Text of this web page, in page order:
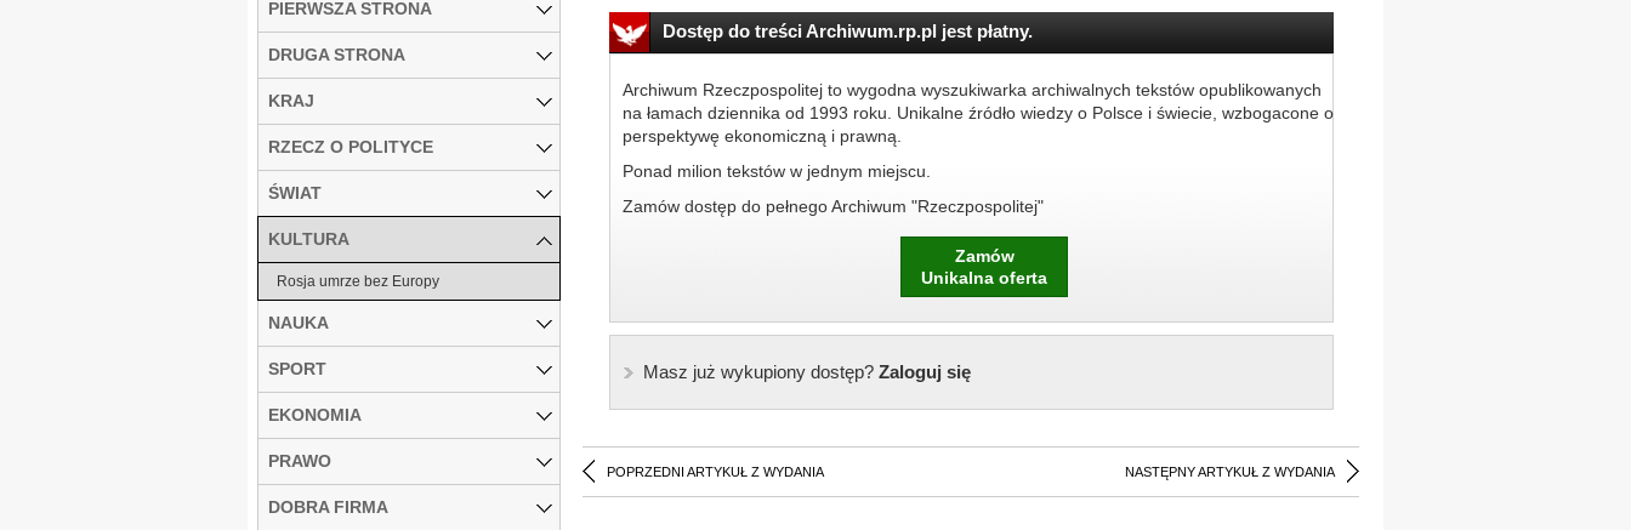
Dostęp do treści Archiwum.rp.pl jest płatny.
Archiwum Rzeczpospolitej to wygodna wyszukiwarka archiwalnych tekstów opublikowanych
na łamach dziennika od 1993 roku. Unikalne źródło wiedzy o Polsce i świecie, wzbogacone o
perspektywę ekonomiczną i prawną.
Ponad milion tekstów w jednym miejscu.
Zamów dostęp do pełnego Archiwum "Rzeczpospolitej"
Zamów
Unikalna oferta
Masz już wykupiony dostęp?Zaloguj się
POPRZEDNI ARTYKUŁ Z WYDANIA NASTĘPNY ARTYKUŁ Z WYDANIA
PIERWSZA STRONA
DRUGA STRONA
KRAJ
RZECZ O POLITYCE
ŚWIAT
KULTURA
Rosja umrze bez Europy
NAUKA
SPORT
EKONOMIA
PRAWO
DOBRA FIRMA